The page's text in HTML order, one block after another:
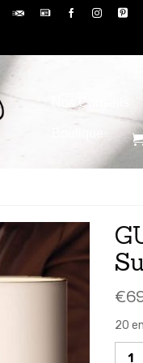
Nos Conseils
€
20